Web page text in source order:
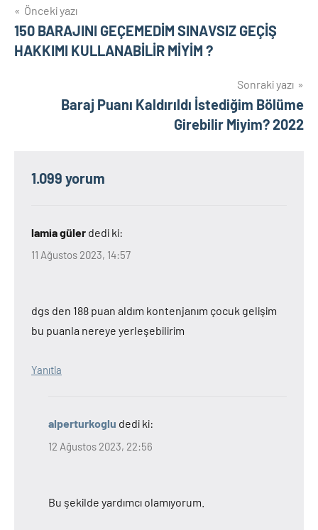
Yazı
gezinmesi
Önceki yazı
150 BARAJINI GEÇEMEDİM SINAVSIZ GEÇİŞ
HAKKIMI KULLANABİLİR MİYİM ?
Sonraki yazı
Baraj Puanı Kaldırıldı İstediğim Bölüme
Girebilir Miyim? 2022
1.099 yorum
lamia güler dedi ki:
11 Ağustos 2023, 14:57
dgs den 188 puan aldım kontenjanım çocuk gelişim
bu puanla nereye yerleşebilirim
Yanıtla
alperturkoglu dedi ki:
12 Ağustos 2023, 22:56
Bu şekilde yardımcı olamıyorum.